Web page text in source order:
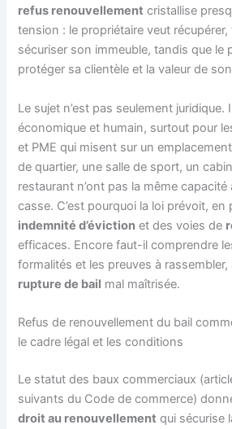
refus renouvellement cristallise
tension : le propriétaire veut
sécuriser son immeuble, tandis que le
protéger sa clientèle et la valeur de
Le sujet n’est pas seulement juridique.
économique et humain, surtout pour
et PME qui misent sur un
de quartier, une salle de sport, un
restaurant n’ont pas la même
casse. C’est pourquoi la loi prévoit, en
indemnité d’éviction et des voies de
efficaces. Encore faut-il comprendre
formalités et les preuves à rassembler,
rupture de bail mal maîtrisée.
Refus de renouvellement du bail
le cadre légal et les conditions
Le statut des baux commerciaux
suivants du Code de commerce)
droit au renouvellement qui sécurise